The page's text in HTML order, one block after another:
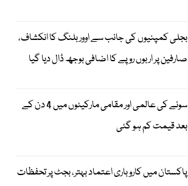
بجلی کمپنیوں کی جانب سے اوور بلنگ کا انکشاف،
صارفین پر اربوں روپے کا اضافی بوجھ ڈال دیا گیا
سونے کی عالمی اور مقامی مارکیٹوں میں 4 دن کے
بعد قیمت کم ہو گئی
پاکستان میں کاروباری اعتماد بہتر، بجٹ پر تحفظات